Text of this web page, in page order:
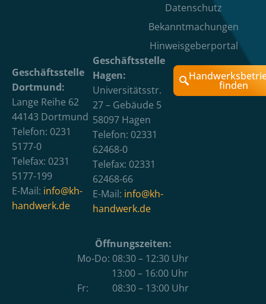
Datenschutz
Bekanntmachungen
Hinweisgeberportal
Geschäftsstelle
Dortmund:
Lange Reihe 62
44143 Dortmund
Telefon: 0231
5177-0
Telefax: 0231
5177-199
E-Mail: info@kh-
handwerk.de
Geschäftsstelle
Hagen:
Universitätsstr.
27 – Gebäude 5
58097 Hagen
Telefon: 02331
62468-0
Telefax: 02331
62468-66
E-Mail: info@kh-
handwerk.de
finden
Öffnungszeiten:
Mo-Do: 08:30 – 12:30 Uhr
13:00 – 16:00 Uhr
Fr: 08:30 – 13:00 Uhr